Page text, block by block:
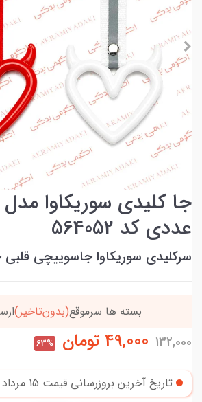
عددی کد 564052
سرکلیدی سوریکاوا جاسوییچی قلبی
بسته ها سرموقع(بدون‌تاخیر)
132,000
49,000 تومان 63%
تاریخ آخرین بروزرسانی قیمت 15 مرداد 1405